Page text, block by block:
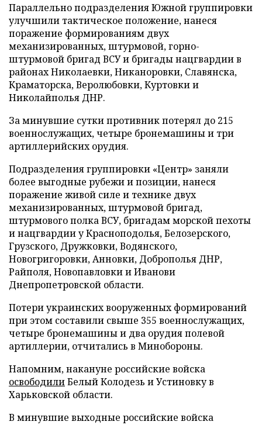
Параллельно подразделения Южной группировки
улучшили тактическое положение, нанеся
поражение формированиям двух
механизированных, штурмовой, горно-
штурмовой бригад ВСУ и бригады нацгвардии в
районах Николаевки, Никаноровки, Славянска,
Краматорска, Веролюбовки, Куртовки и
Николайполья ДНР.
За минувшие сутки противник потерял до 215
военнослужащих, четыре бронемашины и три
артиллерийских орудия.
Подразделения группировки «Центр» заняли
более выгодные рубежи и позиции, нанеся
поражение живой силе и технике двух
механизированных, штурмовой бригад,
штурмового полка ВСУ, бригадам морской пехоты
и нацгвардии у Красноподолья, Белозерского,
Грузского, Дружковки, Водянского,
Новогригоровки, Анновки, Доброполья ДНР,
Райполя, Новопавловки и Иванови
Днепропетровской области.
Потери украинских вооруженных формирований
при этом составили свыше 355 военнослужащих,
четыре бронемашины и два орудия полевой
артиллерии, отчитались в Минобороны.
Напомним, накануне российские войска
освободилиБелый Колодезь и Устиновку в
Харьковской области.
В минувшие выходные российские войска